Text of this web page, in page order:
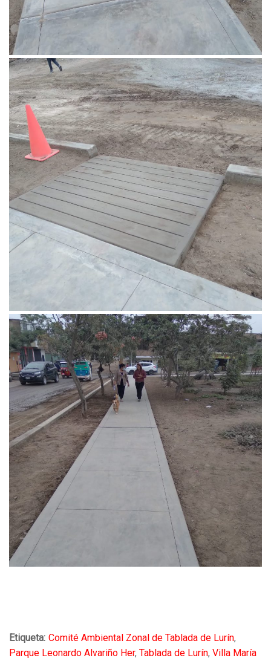
Etiqueta: Comité Ambiental Zonal de Tablada de Lurín,
Parque Leonardo Alvariño Her, Tablada de Lurín, Villa María